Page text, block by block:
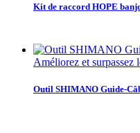
Kit de raccord HOPE
Améliorez et surpassez
Outil SHIMANO Guide-